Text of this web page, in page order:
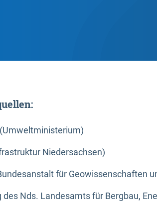
Niedersachsen)
für Geowissenschaften
Nds. Landesamts für Bergbau,